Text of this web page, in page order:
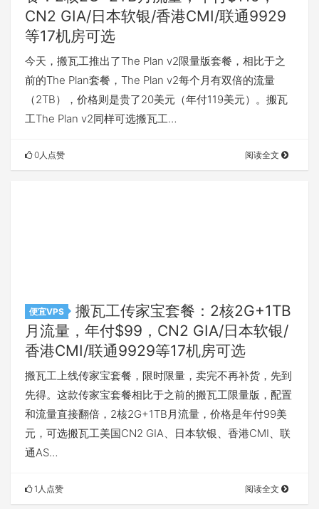
CN2 GIA/日本软银/香港CMI/联通9929
等17机房可选
今天，搬瓦工推出了The Plan v2限量版套餐，相比于之
前的The Plan套餐，The Plan v2每个月有双倍的流量
（2TB），价格则是贵了20美元（年付119美元）。搬瓦
工The Plan v2同样可选搬瓦工…
0人点赞 阅读全文
便宜VPS
搬瓦工传家宝套餐：2核2G+1TB
月流量，年付$99，CN2 GIA/日本软银/
香港CMI/联通9929等17机房可选
搬瓦工上线传家宝套餐，限时限量，卖完不再补货，先到
先得。这款传家宝套餐相比于之前的搬瓦工限量版，配置
和流量直接翻倍，2核2G+1TB月流量，价格是年付99美
元，可选搬瓦工美国CN2 GIA、日本软银、香港CMI、联
通AS…
1人点赞 阅读全文